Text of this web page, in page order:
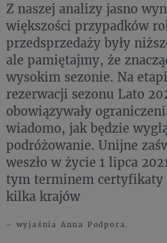
Z naszej analizy jasno
większości przypadków
przedsprzedaży były
ale pamiętajmy, że
wysokim sezonie. Na
rezerwacji sezonu Lato
obowiązywały
wiadomo, jak będzie
podróżowanie. Unijne
weszło w życie 1 lipca
tym terminem certyfikaty
kilka krajów
– wyjaśnia Anna Podpora.